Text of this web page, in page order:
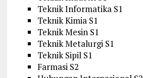
Teknik Informatika S1
Teknik Kimia S1
Teknik Mesin S1
Teknik Metalurgi S1
Teknik Sipil S1
Farmasi S2